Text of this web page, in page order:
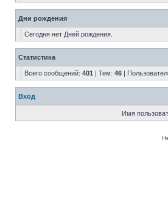
Дни рождения
Сегодня нет Дней рождения.
Статистика
Всего сообщений: 401 | Тем: 46 |
Вход
Имя